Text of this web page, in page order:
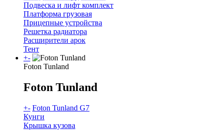
Подвеска и лифт комплект
Платформа грузовая
Прицепные устройства
Решетка радиатора
Расширители арок
Тент
+-
Foton Tunland
Foton Tunland
+- Foton Tunland G7
Кунги
Крышка кузова